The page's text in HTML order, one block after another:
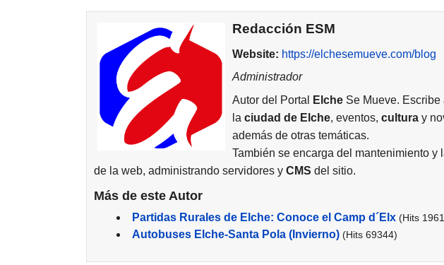
Redacción ESM
Website: https://elchesemueve.com/blog
Administrador
Autor del Portal
ElcheSe Mueve. Escribe
la ciudad de Elche, eventos, culturay
además de otras temáticas.
También se encarga del mantenimiento y
de la web, administrando servidores y CMS del sitio.
Más de este Autor
Partidas Rurales de Elche: Conoce el Camp d´Elx (Hits
Autobuses Elche-Santa Pola (Invierno) (Hits 69344)